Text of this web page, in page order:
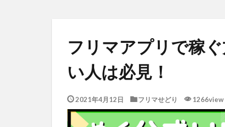
フリマアプリで稼
い人は必見！
2021年4月12日 フリマせどり 1266view